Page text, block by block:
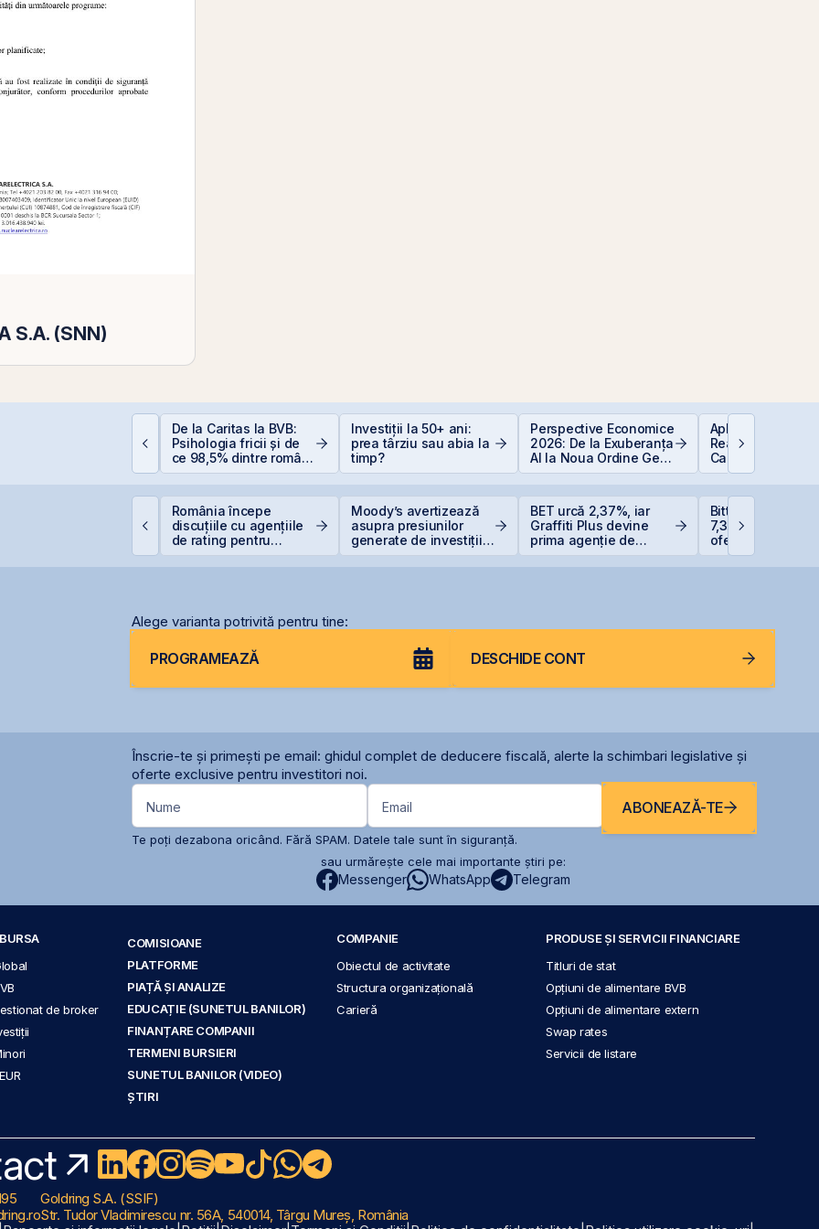
S.A. (SNN)
De la Caritas la BVB:
Psihologia fricii și de
ce 98,5% dintre români
evită investițiile la
Investiții la 50+ ani:
prea târziu sau abia la
timp?
Perspective Economice
2026: De la Exuberanța
AI la Noua Ordine Geo-
Economică
Aplicații AI în
Reală: 10
Care Transformă
Industriile
România începe
discuțiile cu agențiile
de rating pentru
Moody’s avertizează
asupra presiunilor
generate de investițiile
BET urcă 2,37%, iar
Graffiti Plus devine
prima agenție de
Bittnet Systems
7,33 milioane
oferta de
BNET31E
Alege varianta potrivită pentru tine:
PROGRAMEAZĂ DESCHIDE CONT
Înscrie-te și primești pe email: ghidul complet de deducere fiscală, alerte la schimbari legislative și
oferte exclusive pentru investitori noi.
Nume Email ABONEAZĂ-TE
Te poți dezabona oricând. Fără SPAM. Datele tale sunt în siguranță.
sau urmărește cele mai importante știri pe:
Messenger WhatsApp Telegram
de broker
COMISIOANE
PLATFORME
PIAȚĂ ȘI ANALIZE
EDUCAȚIE (SUNETUL BANILOR)
FINANȚARE COMPANII
TERMENI BURSIERI
SUNETUL BANILOR (VIDEO)
ȘTIRI
COMPANIE
Obiectul de activitate
Structura organizațională
Carieră
PRODUSE ȘI SERVICII FINANCIARE
Titluri de stat
Opțiuni de alimentare BVB
Opțiuni de alimentare extern
Swap rates
Servicii de listare
Goldring S.A. (SSIF)
Str. Tudor Vladimirescu nr. 56A, 540014, Târgu Mureș, România